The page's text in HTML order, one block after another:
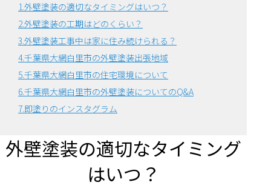
1.外壁塗装の適切なタイミングはいつ？
2.外壁塗装の工期はどのくらい？
3.外壁塗装工事中は家に住み続けられる？
4.千葉県大網白里市の外壁塗装出張地域
5.千葉県大網白里市の住宅環境について
6.千葉県大網白里市の外壁塗装についてのQ&A
7.即塗りのインスタグラム
外壁塗装の適切なタイミング
はいつ？